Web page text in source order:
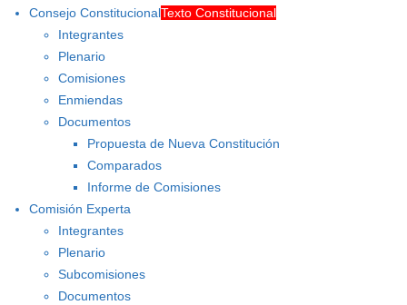
Consejo ConstitucionalTexto Constitucional
Integrantes
Plenario
Comisiones
Enmiendas
Documentos
Propuesta de Nueva Constitución
Comparados
Informe de Comisiones
Comisión Experta
Integrantes
Plenario
Subcomisiones
Documentos